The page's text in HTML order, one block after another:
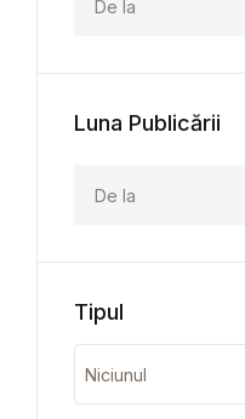
Luna Publicării
Tipul